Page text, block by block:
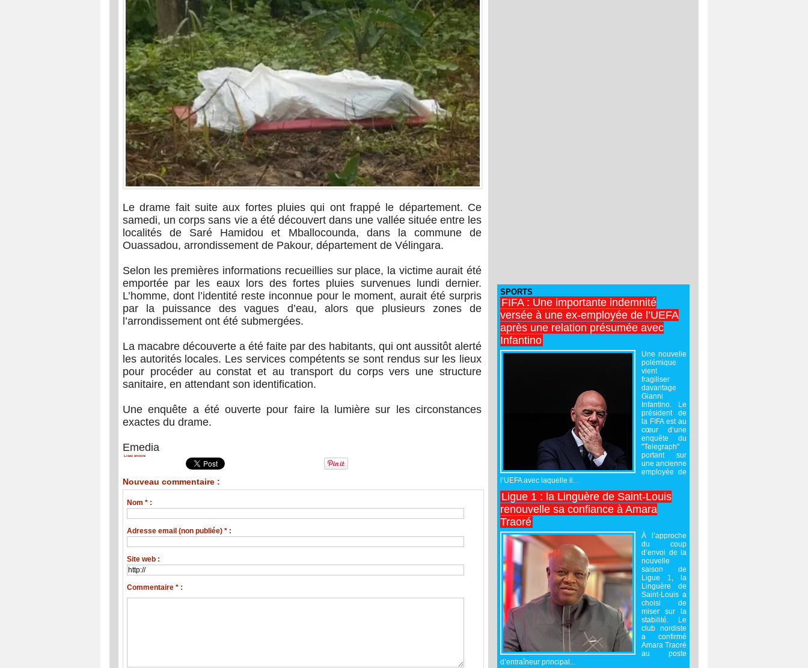
Le drame fait suite aux fortes pluies qui ont frappé le département. Ce
samedi, un corps sans vie a été découvert dans une vallée située entre les
localités de Saré Hamidou et Mballocounda, dans la commune de
Ouassadou, arrondissement de Pakour, département de Vélingara.
Selon les premières informations recueillies sur place, la victime aurait été
emportée par les eaux lors des fortes pluies survenues lundi dernier.
L’homme, dont l’identité reste inconnue pour le moment, aurait été surpris
par la puissance des vagues d’eau, alors que plusieurs zones de
l’arrondissement ont été submergées.
La macabre découverte a été faite par des habitants, qui ont aussitôt alerté
les autorités locales. Les services compétents se sont rendus sur les lieux
pour procéder au constat et au transport du corps vers une structure
sanitaire, en attendant son identification.
Une enquête a été ouverte pour faire la lumière sur les circonstances
exactes du drame.
Emedia
Lisez encore
Nouveau commentaire :
Nom * :
Adresse email (non publiée) * :
Site web :
Commentaire * :
SPORTS
FIFA : Une importante indemnité
versée à une ex-employée de l’UEFA
après une relation présumée avec
Infantino
Une nouvelle
polémique
vient
fragiliser
davantage
Gianni
Infantino. Le
président de
la FIFA est au
cœur d’une
enquête du
"Telegraph"
portant sur
une ancienne
employée de
l’UEFA avec laquelle il...
Ligue 1 : la Linguère de Saint-Louis
renouvelle sa confiance à Amara
Traoré
À l’approche
du coup
d’envoi de la
nouvelle
saison de
Ligue 1, la
Linguère de
Saint-Louis a
choisi de
miser sur la
stabilité. Le
club nordiste
a confirmé
Amara Traoré
au poste
d’entraîneur principal...